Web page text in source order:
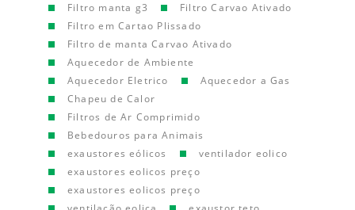
Filtro manta g3
Filtro Carvao Ativado
Filtro em Cartao Plissado
Filtro de manta Carvao Ativado
Aquecedor de Ambiente
Aquecedor Eletrico
Aquecedor a Gas
Chapeu de Calor
Filtros de Ar Comprimido
Bebedouros para Animais
exaustores eólicos
ventilador eolico
exaustores eolicos preço
exaustores eolicos preço